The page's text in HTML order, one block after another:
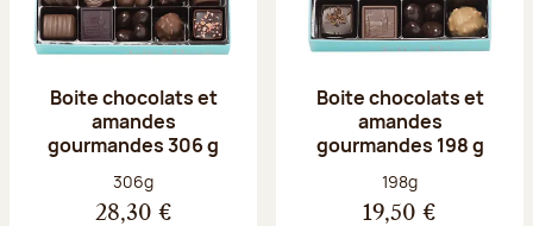
Boite chocolats et
amandes
gourmandes 306 g
Poids net :
306g
28,30 €
Boite chocolats et
amandes
gourmandes 198 g
Poids net :
198g
19,50 €